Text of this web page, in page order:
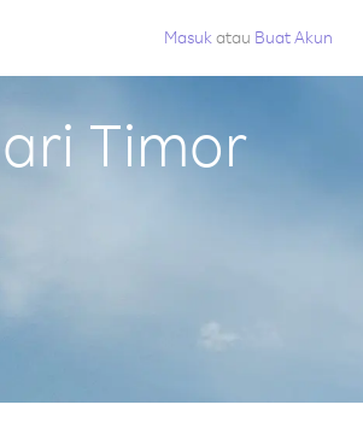
Masuk atau Buat Akun
Timor